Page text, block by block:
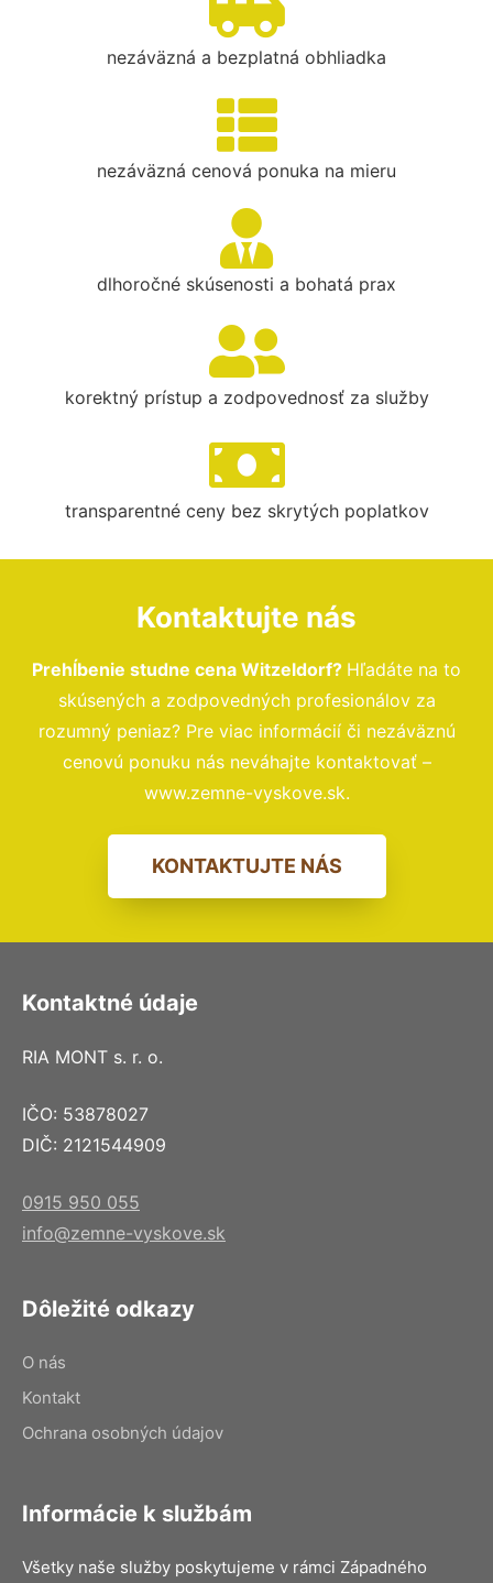
nezáväzná a bezplatná obhliadka
nezáväzná cenová ponuka na mieru
dlhoročné skúsenosti a bohatá prax
korektný prístup a zodpovednosť za služby
transparentné ceny bez skrytých poplatkov
Kontaktujte nás
Prehĺbenie studne cena Witzeldorf? Hľadáte na to
skúsených a zodpovedných profesionálov za
rozumný peniaz? Pre viac informácií či nezáväznú
cenovú ponuku nás neváhajte kontaktovať –
www.zemne-vyskove.sk.
KONTAKTUJTE NÁS
Kontaktné údaje
RIA MONT s. r. o.
IČO: 53878027
DIČ: 2121544909
0915 950 055
info@zemne-vyskove.sk
Dôležité odkazy
O nás
Kontakt
Ochrana osobných údajov
Informácie k službám
Všetky naše služby poskytujeme v rámci Západného